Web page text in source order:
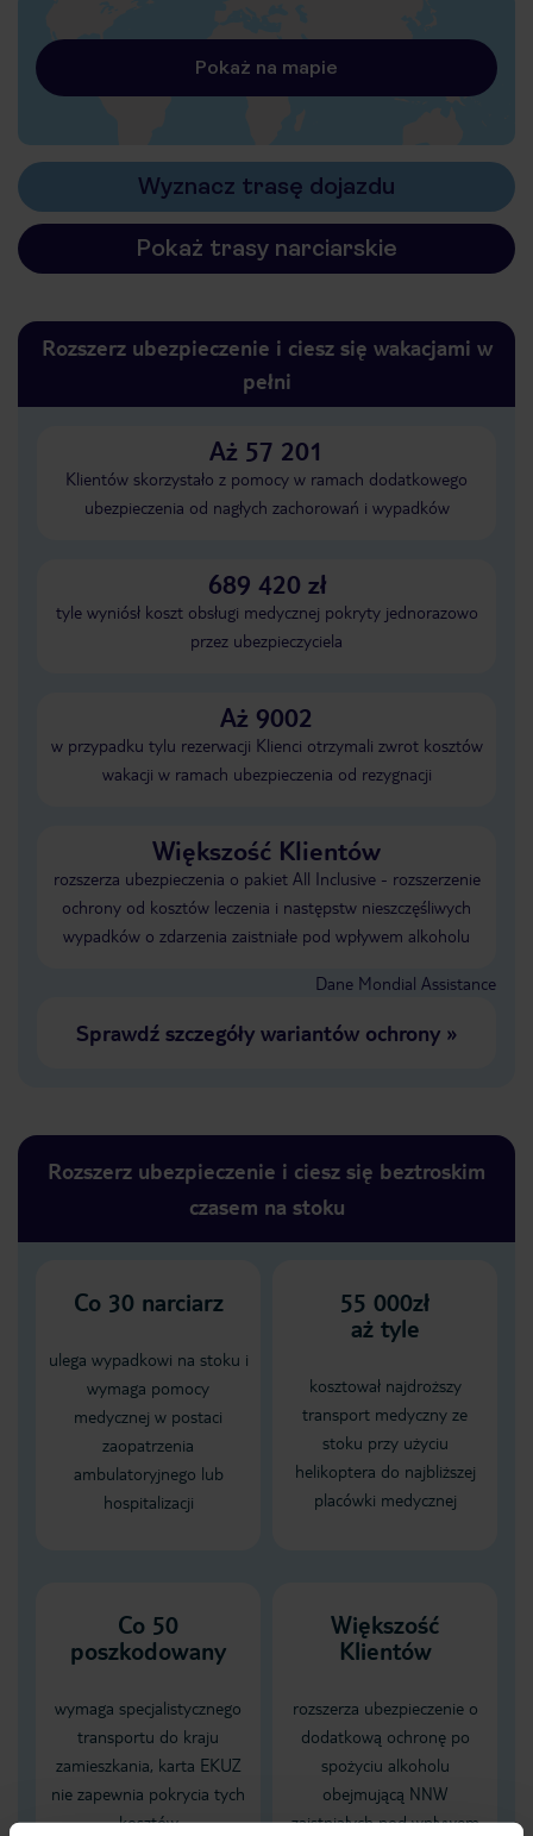
Pokaż na mapie
Wyznacz trasę dojazdu
Pokaż trasy narciarskie
Rozszerz ubezpieczenie i ciesz się wakacjami w
pełni
Aż 57 201
Klientów skorzystało z pomocy w ramach dodatkowego
ubezpieczenia od nagłych zachorowań i wypadków
689 420 zł
tyle wyniósł koszt obsługi medycznej pokryty jednorazowo
przez ubezpieczyciela
Aż 9002
w przypadku tylu rezerwacji Klienci otrzymali zwrot kosztów
wakacji w ramach ubezpieczenia od rezygnacji
Większość Klientów
rozszerza ubezpieczenia o pakiet All Inclusive - rozszerzenie
ochrony od kosztów leczenia i następstw nieszczęśliwych
wypadków o zdarzenia zaistniałe pod wpływem alkoholu
Dane Mondial Assistance
Sprawdź szczegóły wariantów ochrony»
Rozszerz ubezpieczenie i ciesz się beztroskim
czasem na stoku
Co 30 narciarz
ulega wypadkowi na stoku i
wymaga pomocy
medycznej w postaci
zaopatrzenia
ambulatoryjnego lub
hospitalizacji
55 000zł
aż tyle
kosztował najdroższy
transport medyczny ze
stoku przy użyciu
helikoptera do najbliższej
placówki medycznej
Co 50
poszkodowany
wymaga specjalistycznego
transportu do kraju
zamieszkania, karta EKUZ
nie zapewnia pokrycia tych
kosztów
Większość
Klientów
rozszerza ubezpieczenie o
dodatkową ochronę po
spożyciu alkoholu
obejmującą NNW
zaistniałych pod wpływem